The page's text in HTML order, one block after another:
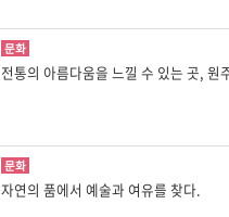
문화
전통의 아름다움을 느낄 수 있는 곳, 원
문화
자연의 품에서 예술과 여유를 찾다.